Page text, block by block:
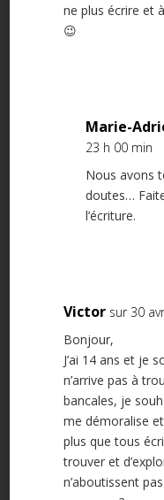
ne plus écrire et
😉
Marie-
23 h 00 min
Nous avons
doutes…
l’écriture.
Victor sur 30
Bonjour,
J’ai 14 ans et je
n’arrive pas à
bancales, je
me démoralise
plus que tous
trouver et
n’aboutissent